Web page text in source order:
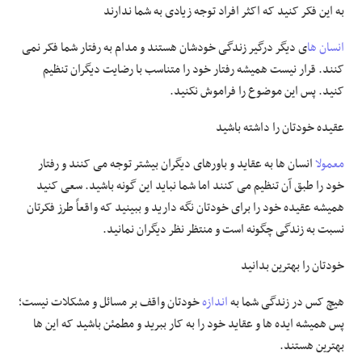
به این فکر کنید که اکثر افراد توجه زیادی به شما ندارند
انسان های دیگر درگیر زندگی خودشان هستند و مدام به رفتار شما فکر نمی
کنند. قرار نیست همیشه رفتار خود را متناسب با رضایت دیگران تنظیم
کنید. پس این موضوع را فراموش نکنید.
عقیده خودتان را داشته باشید
معمولاانسان ها به عقاید و باورهای دیگران بیشتر توجه می کنند و رفتار
خود را طبق آن تنظیم می کنند اما شما نباید این گونه باشید. سعی کنید
همیشه عقیده خود را برای خودتان نگه دارید و ببینید که واقعاً طرز فکرتان
نسبت به زندگی چگونه است و منتظر نظر دیگران نمانید.
خودتان را بهترین بدانید
هیچ کس در زندگی شما بهاندازهخودتان واقف بر مسائل و مشکلات نیست؛
پس همیشه ایده ها و عقاید خود را به کار ببرید و مطمئن باشید که این ها
بهترین هستند.